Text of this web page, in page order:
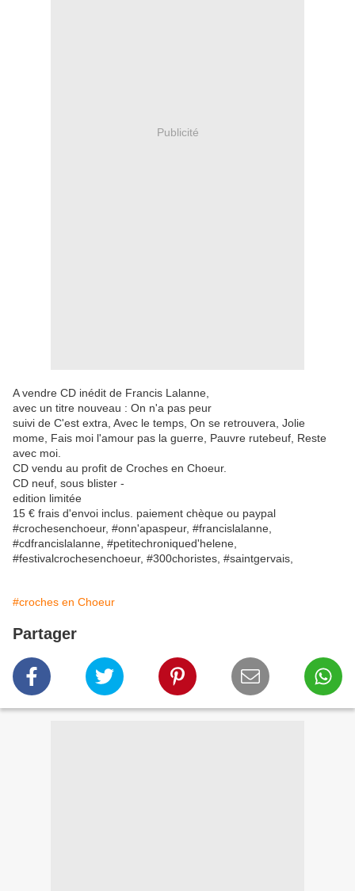
Publicité
A vendre CD inédit de Francis Lalanne,
avec un titre nouveau : On n'a pas peur
suivi de C'est extra, Avec le temps, On se retrouvera, Jolie
mome, Fais moi l'amour pas la guerre, Pauvre rutebeuf, Reste
avec moi.
CD vendu au profit de Croches en Choeur.
CD neuf, sous blister -
edition limitée
15 € frais d'envoi inclus. paiement chèque ou paypal
#crochesenchoeur, #onn'apaspeur, #francislalanne,
#cdfrancislalanne, #petitechroniqued'helene,
#festivalcrochesenchoeur, #300choristes, #saintgervais,
#croches en Choeur
Partager